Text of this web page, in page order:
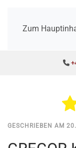
Zum
GESCHRIEBEN AM